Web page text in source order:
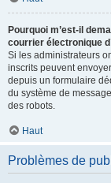
Pourquoi m’est-il
courrier électronique
Si les administrateurs
inscrits peuvent
depuis un formulaire
du système de
des robots.
Haut
Problèmes de